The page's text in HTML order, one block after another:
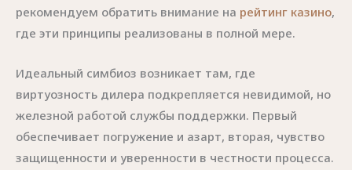
рекомендуем обратить внимание на рейтинг казино,
где эти принципы реализованы в полной мере.
Идеальный симбиоз возникает там, где
виртуозность дилера подкрепляется невидимой, но
железной работой службы поддержки. Первый
обеспечивает погружение и азарт, вторая, чувство
защищенности и уверенности в честности процесса.